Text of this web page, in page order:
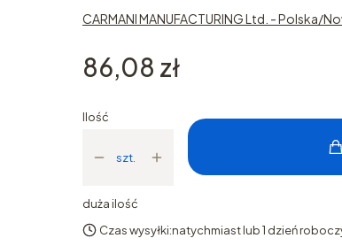
CARMANI MANUFACTURING Ltd. - Polska/
Cena
86,08 zł
Ilość
szt.
duża ilość
Czas wysyłki:natychmiast lub 1 dzień